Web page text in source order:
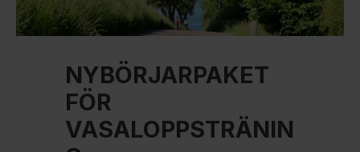
NYBÖRJARPAKET
FÖR
VASALOPPSTRÄNIN